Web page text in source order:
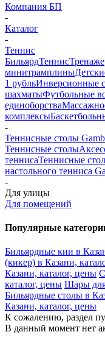
Компания БП
-
Каталог
-
Теннис
БильярдТеннис
минитрамплины
1 рубльИнверсионные
шахматыФутбольные
единоборства
комплексы
-
Теннисные столы
Теннисные столы
теннисаТеннисные
настольного тенниса
-
Для улицы
Для помещений
Популярные
Бильярдные кии в
(кикер) в Казани,
Казани, каталог, цены
каталог, цены Шары для
Бильярдные столы в
Казани, каталог, цены
К сожалению, раздел
В данный момент нет